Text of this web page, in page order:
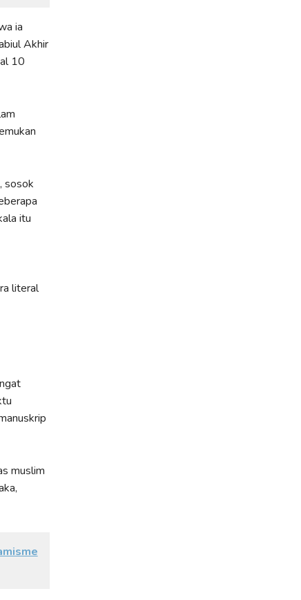
ia
Akhir
10
sosok
itu
literal
muslim